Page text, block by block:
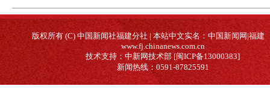
版权所有 (C) 中国新闻社福建分社 | 本站中文实名：中国新闻网|福建
www.fj.chinanews.com.cn
技术支持：中新网技术部 [闽ICP备13000383]
新闻热线：0591-87825591